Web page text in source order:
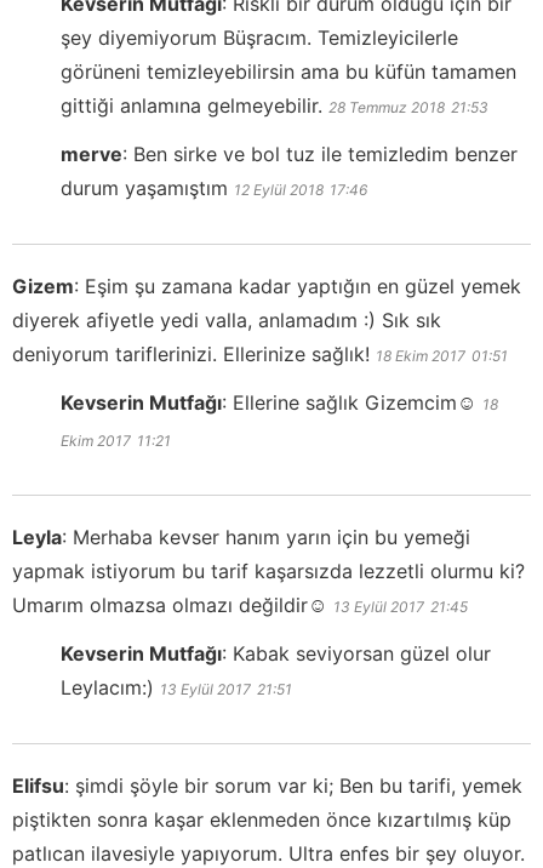
şey diyemiyorum Büşracım. Temizleyicilerle
görüneni temizleyebilirsin ama bu küfün tamamen
gittiği anlamına gelmeyebilir. 28 Temmuz 2018 21:53
merve: Ben sirke ve bol tuz ile temizledim benzer
durum yaşamıştım 12 Eylül 2018 17:46
Gizem: Eşim şu zamana kadar yaptığın en güzel yemek
diyerek afiyetle yedi valla, anlamadım :) Sık sık
deniyorum tariflerinizi. Ellerinize sağlık! 18 Ekim 2017 01:51
Kevserin Mutfağı: Ellerine sağlık Gizemcim☺️ 18
Ekim 2017 11:21
Leyla: Merhaba kevser hanım yarın için bu yemeği
yapmak istiyorum bu tarif kaşarsızda lezzetli olurmu ki?
Umarım olmazsa olmazı değildir☺️ 13 Eylül 2017 21:45
Kevserin Mutfağı: Kabak seviyorsan güzel olur
Leylacım:) 13 Eylül 2017 21:51
Elifsu: şimdi şöyle bir sorum var ki; Ben bu tarifi, yemek
piştikten sonra kaşar eklenmeden önce kızartılmış küp
patlıcan ilavesiyle yapıyorum. Ultra enfes bir şey oluyor.